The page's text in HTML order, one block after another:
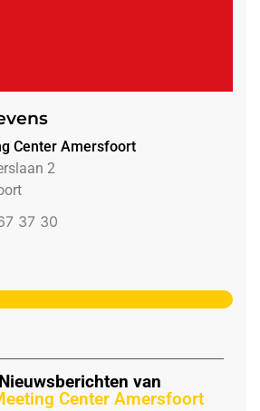
Center Amersfoort
2
37 30
van
Center Amersfoort